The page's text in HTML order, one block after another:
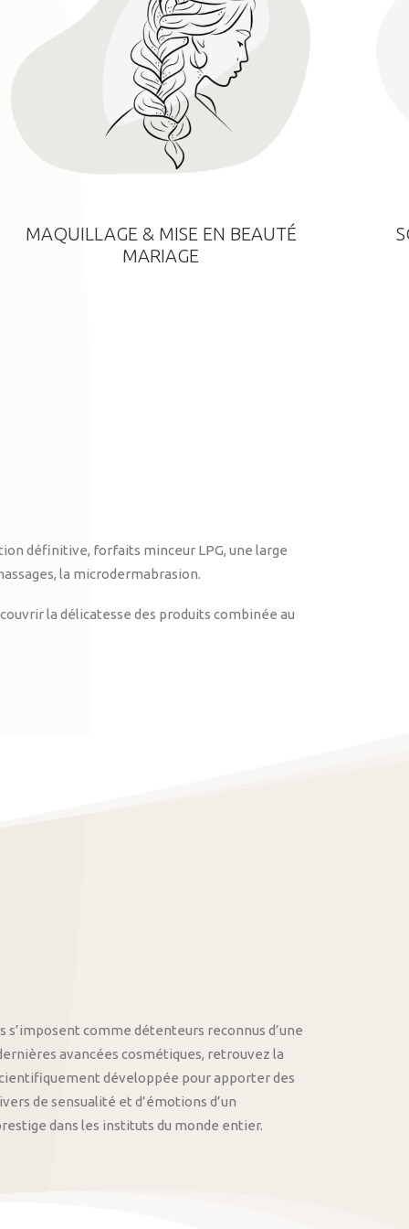
MAQUILLAGE & MISE EN BEAUTÉ
MARIAGE
définitive, forfaits minceur LPG, une large
la microdermabrasion.
la délicatesse des produits combinée au
s’imposent comme détenteurs reconnus d’une
avancées cosmétiques, retrouvez la
développée pour apporter des
de sensualité et d’émotions d’un
dans les instituts du monde entier.